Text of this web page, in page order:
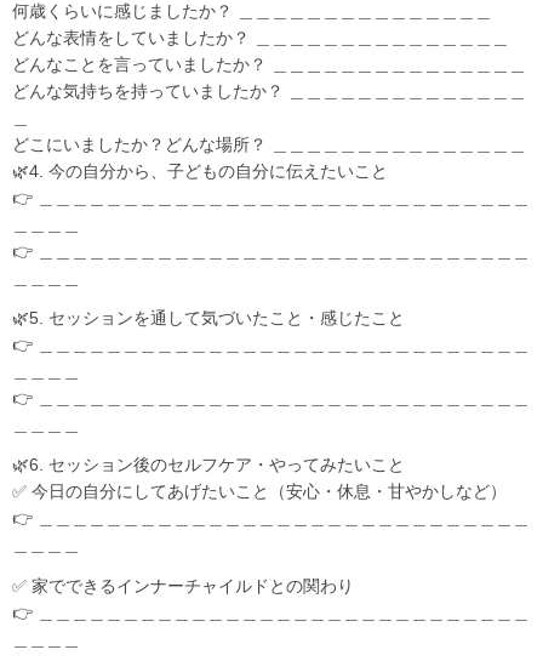
何歳くらいに感じましたか？ ＿＿＿＿＿＿＿＿＿＿＿＿＿＿＿
どんな表情をしていましたか？ ＿＿＿＿＿＿＿＿＿＿＿＿＿＿＿
どんなことを言っていましたか？ ＿＿＿＿＿＿＿＿＿＿＿＿＿＿＿
どんな気持ちを持っていましたか？ ＿＿＿＿＿＿＿＿＿＿＿＿＿＿
どこにいましたか？どんな場所？ ＿＿＿＿＿＿＿＿＿＿＿＿＿＿＿
🌿4. 今の自分から、子どもの自分に伝えたいこと
👉 ＿＿＿＿＿＿＿＿＿＿＿＿＿＿＿＿＿＿＿＿＿＿＿＿＿＿＿＿＿
👉 ＿＿＿＿＿＿＿＿＿＿＿＿＿＿＿＿＿＿＿＿＿＿＿＿＿＿＿＿＿
🌿5. セッションを通して気づいたこと・感じたこと
👉 ＿＿＿＿＿＿＿＿＿＿＿＿＿＿＿＿＿＿＿＿＿＿＿＿＿＿＿＿＿
👉 ＿＿＿＿＿＿＿＿＿＿＿＿＿＿＿＿＿＿＿＿＿＿＿＿＿＿＿＿＿
🌿6. セッション後のセルフケア・やってみたいこと
✅ 今日の自分にしてあげたいこと（安心・休息・甘やかしなど）
👉 ＿＿＿＿＿＿＿＿＿＿＿＿＿＿＿＿＿＿＿＿＿＿＿＿＿＿＿＿＿
✅ 家でできるインナーチャイルドとの関わり
👉 ＿＿＿＿＿＿＿＿＿＿＿＿＿＿＿＿＿＿＿＿＿＿＿＿＿＿＿＿＿